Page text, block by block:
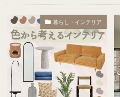
暮らし・インテリア